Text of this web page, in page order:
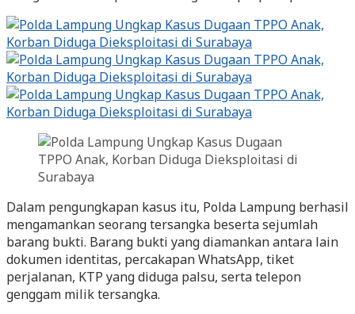
Dalam pengungkapan kasus itu, Polda Lampung berhasil
mengamankan seorang tersangka beserta sejumlah
barang bukti. Barang bukti yang diamankan antara lain
dokumen identitas, percakapan WhatsApp, tiket
perjalanan, KTP yang diduga palsu, serta telepon
genggam milik tersangka.